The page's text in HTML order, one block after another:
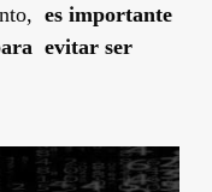
es importante
evitar ser